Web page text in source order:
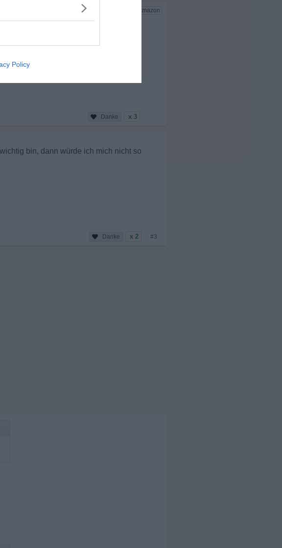
Policy
x 3
bin, dann würde ich mich nicht so
x 2 #3